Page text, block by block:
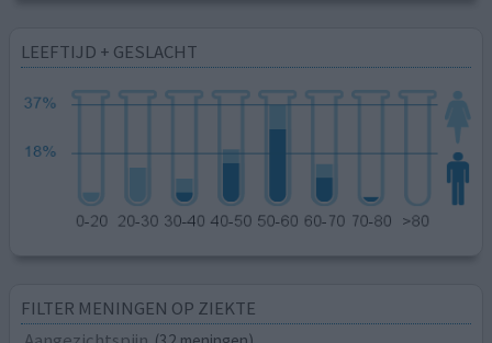
LEEFTIJD + GESLACHT
FILTER MENINGEN OP ZIEKTE